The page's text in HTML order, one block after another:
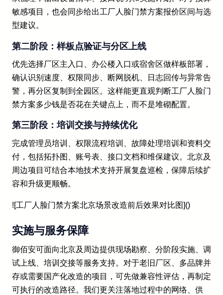
敏感项目，也会同步给出工厂人脸门禁方案报价区间与选
型建议。
第二阶段：样板点验证与分区上线
优先选择厂区主入口、办公楼入口或宿舍区做样板部署，
确认识别速度、权限同步、断网脱机、日志回传与异常告
警，再分区复制到全园区。这样能更直观判断工厂人脸门
禁方案多少钱是否花在关键点上，而不是堆砌配置。
第三阶段：培训交接与持续优化
完成管理员培训、权限流程培训、故障处理培训和资料交
付，包括拓扑图、账号表、接口文档和维保建议。北京及
周边项目可结合本地技术支持开展复盘巡检，保障后续扩
容和升级更顺畅。
![工厂人脸门禁方案北京场景改造前后效果对比图]()
实施与服务保障
御佰安可面向北京及周边提供现场勘察、分阶段实施、调
试上线、培训交接等服务支持。对于老旧厂区、多品牌并
存或需要国产化改造的项目，可先做兼容性评估，再制定
可执行的改造路径。我们更关注落地过程中的网络、供